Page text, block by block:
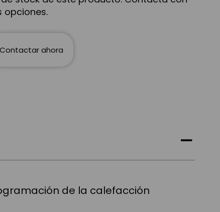
opciones.
Contactar ahora
de la calefacción